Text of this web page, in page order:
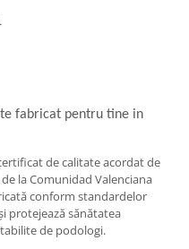
fabricat pentru tine in
de calitate acordat de
la Comunidad Valenciana
conform standardelor
protejează sănătatea
de podologi.